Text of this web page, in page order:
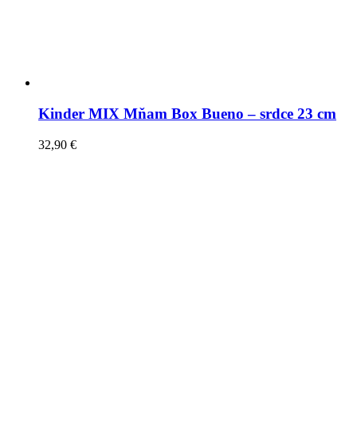
Kinder MIX Mňam Box Bueno – srdce 23 cm
32,90 €